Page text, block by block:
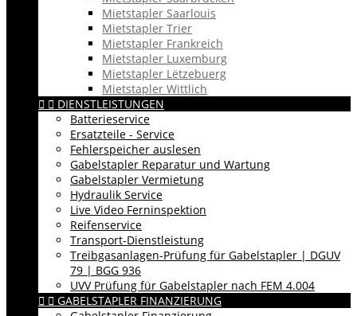
Mietstapler Saarlouis
Mietstapler Trier
Mietstapler Frankreich
Mietstapler Luxemburg
Mietstapler Lëtzebuerg
Mietstapler Wittlich
  DIENSTLEISTUNGEN
Batterieservice
Ersatzteile - Service
Fehlerspeicher auslesen
Gabelstapler Reparatur und Wartung
Gabelstapler Vermietung
Hydraulik Service
Live Video Ferninspektion
Reifenservice
Transport-Dienstleistung
Treibgasanlagen-Prüfung für Gabelstapler | DGUV
79 | BGG 936
UVV Prüfung für Gabelstapler nach FEM 4.004
  GABELSTAPLER FINANZIERUNG